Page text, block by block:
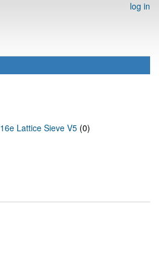
log in
16e Lattice Sieve V5 (0)